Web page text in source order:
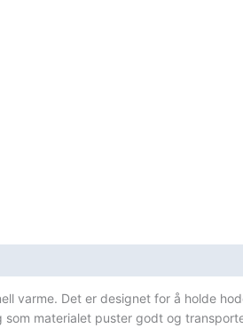
varme. Det er designet for å holde
materialet puster godt og